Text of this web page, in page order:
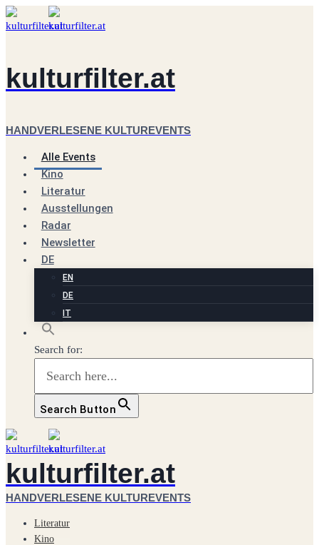
Zum
Inhalt
kulturfilter.at
HANDVERLESENE KULTUREVENTS
Alle Events
Kino
Literatur
Ausstellungen
Radar
Newsletter
DE
EN
DE
IT
Search for:
Search Button
kulturfilter.at
HANDVERLESENE KULTUREVENTS
Literatur
Kino